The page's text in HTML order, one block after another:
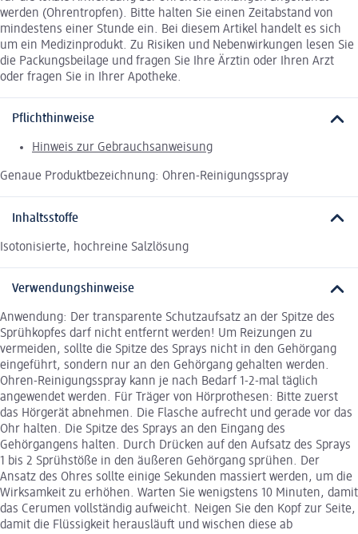
werden (Ohrentropfen). Bitte halten Sie einen Zeitabstand von
mindestens einer Stunde ein. Bei diesem Artikel handelt es sich
um ein Medizinprodukt. Zu Risiken und Nebenwirkungen lesen Sie
die Packungsbeilage und fragen Sie Ihre Ärztin oder Ihren Arzt
oder fragen Sie in Ihrer Apotheke.
Pflichthinweise
Hinweis zur Gebrauchsanweisung
Genaue Produktbezeichnung: Ohren-Reinigungsspray
Inhaltsstoffe
Isotonisierte, hochreine Salzlösung
Verwendungshinweise
Anwendung: Der transparente Schutzaufsatz an der Spitze des
Sprühkopfes darf nicht entfernt werden! Um Reizungen zu
vermeiden, sollte die Spitze des Sprays nicht in den Gehörgang
eingeführt, sondern nur an den Gehörgang gehalten werden.
Ohren-Reinigungsspray kann je nach Bedarf 1-2-mal täglich
angewendet werden. Für Träger von Hörprothesen: Bitte zuerst
das Hörgerät abnehmen. Die Flasche aufrecht und gerade vor das
Ohr halten. Die Spitze des Sprays an den Eingang des
Gehörgangens halten. Durch Drücken auf den Aufsatz des Sprays
1 bis 2 Sprühstöße in den äußeren Gehörgang sprühen. Der
Ansatz des Ohres sollte einige Sekunden massiert werden, um die
Wirksamkeit zu erhöhen. Warten Sie wenigstens 10 Minuten, damit
das Cerumen vollständig aufweicht. Neigen Sie den Kopf zur Seite,
damit die Flüssigkeit herausläuft und wischen diese ab